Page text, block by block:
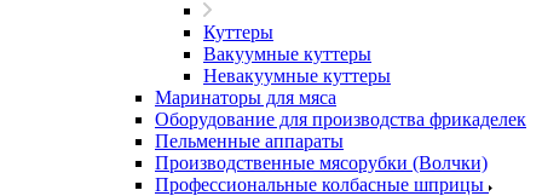
Куттеры
Вакуумные куттеры
Невакуумные куттеры
Маринаторы для мяса
Оборудование для производства фрикаделек
Пельменные аппараты
Производственные мясорубки (Волчки)
Профессиональные колбасные шприцы